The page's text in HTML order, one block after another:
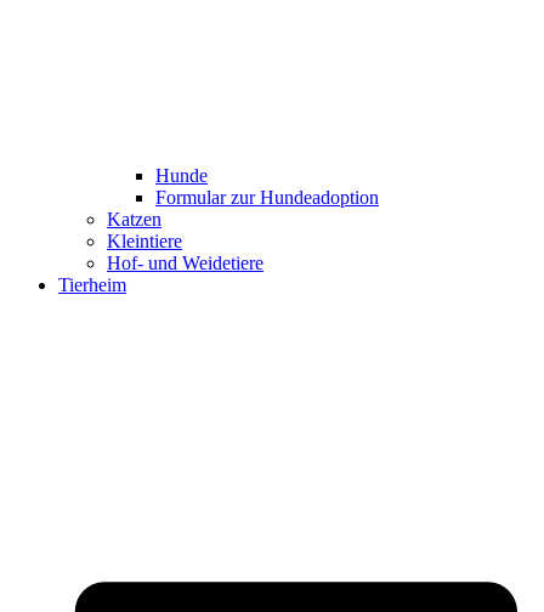
Hunde
Formular zur Hundeadoption
Katzen
Kleintiere
Hof- und Weidetiere
Tierheim